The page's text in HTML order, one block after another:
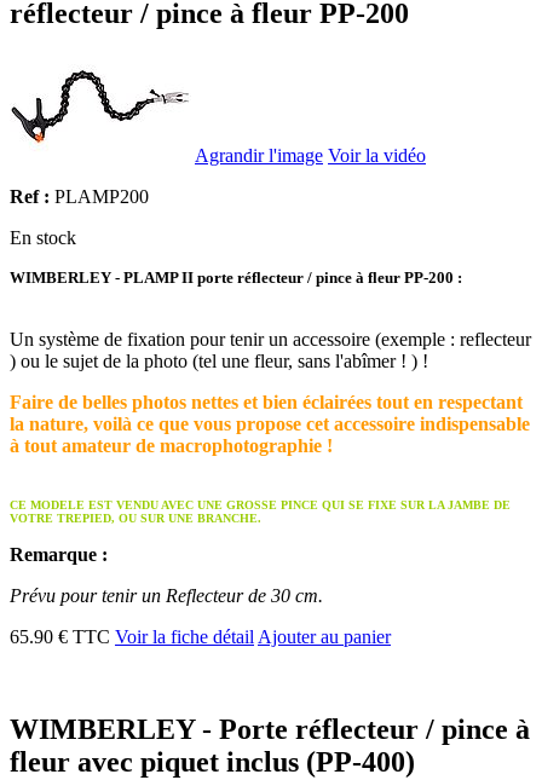
réflecteur / pince à fleur PP-200
Agrandir l'image Voir la vidéo
Ref : PLAMP200
En stock
WIMBERLEY - PLAMP II porte réflecteur / pince à fleur PP-200 :
Un système de fixation pour tenir un accessoire (exemple : reflecteur
) ou le sujet de la photo (tel une fleur, sans l'abîmer ! ) !
Faire de belles photos nettes et bien éclairées tout en respectant
la nature, voilà ce que vous propose cet accessoire indispensable
à tout amateur de macrophotographie !
CE MODELE EST VENDU AVEC UNE GROSSE PINCE QUI SE FIXE SUR LA JAMBE DE
VOTRE TREPIED, OU SUR UNE BRANCHE.
Remarque :
Prévu pour tenir un Reflecteur de 30 cm.
65.90 € TTC Voir la fiche détail Ajouter au panier
WIMBERLEY - Porte réflecteur / pince à
fleur avec piquet inclus (PP-400)